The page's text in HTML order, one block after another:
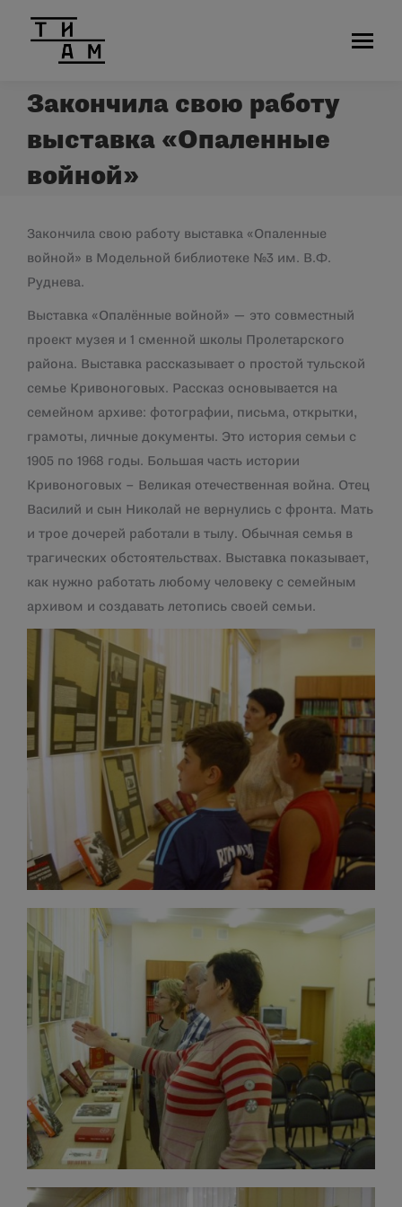
Закончила свою работу
выставка «Опаленные
войной»
Закончила свою работу выставка «Опаленные
войной» в Модельной библиотеке №3 им. В.Ф.
Руднева.
Выставка «Опалённые войной» — это совместный
проект музея и 1 сменной школы Пролетарского
района. Выставка рассказывает о простой тульской
семье Кривоноговых. Рассказ основывается на
семейном архиве: фотографии, письма, открытки,
грамоты, личные документы. Это история семьи с
1905 по 1968 годы. Большая часть истории
Кривоноговых – Великая отечественная война. Отец
Василий и сын Николай не вернулись с фронта. Мать
и трое дочерей работали в тылу. Обычная семья в
трагических обстоятельствах. Выставка показывает,
как нужно работать любому человеку с семейным
архивом и создавать летопись своей семьи.
Навигация
по
записям